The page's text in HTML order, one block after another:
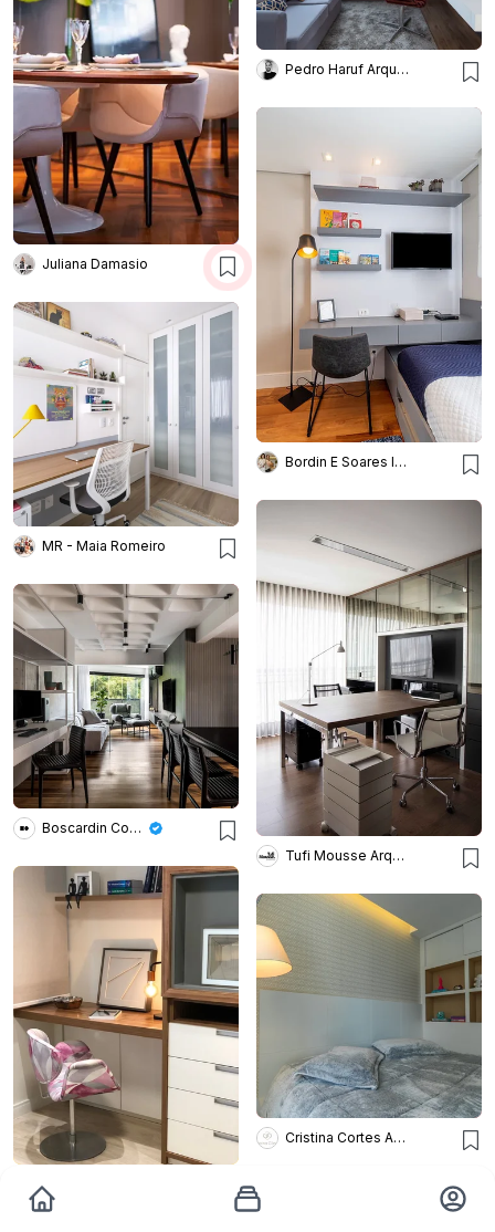
Pedro Haruf Arquiteto
Juliana Damasio
Bordin E Soares Interiores
MR - Maia Romeiro
Tufi Mousse Arquitetura
Boscardin Corsi Arquitetura
Cristina Cortes Arquitetura